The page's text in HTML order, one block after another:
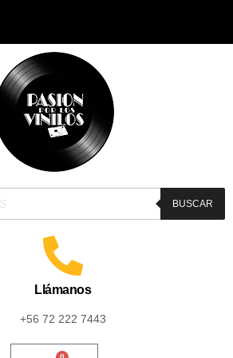
BUSCAR
Llámanos
+56 72 222 7443